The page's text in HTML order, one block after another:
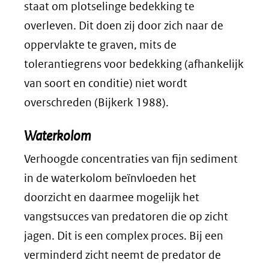
staat om plotselinge bedekking te
overleven. Dit doen zij door zich naar de
oppervlakte te graven, mits de
tolerantiegrens voor bedekking (afhankelijk
van soort en conditie) niet wordt
overschreden (Bijkerk 1988).
Waterkolom
Verhoogde concentraties van fijn sediment
in de waterkolom beïnvloeden het
doorzicht en daarmee mogelijk het
vangstsucces van predatoren die op zicht
jagen. Dit is een complex proces. Bij een
verminderd zicht neemt de predator de